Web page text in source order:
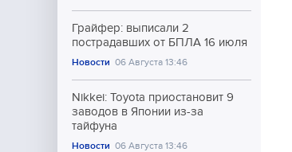
Грайфер: выписали 2
пострадавших от БПЛА 16 июля
Новости 06 Августа 13:46
Nikkei: Toyota приостановит 9
заводов в Японии из-за
тайфуна
Новости 06 Августа 13:46